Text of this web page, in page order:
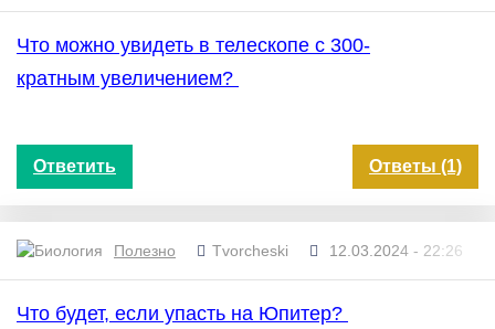
Что можно увидеть в телескопе с 300-
кратным увеличением?
Ответить Ответы (1)
Полезно Tvorcheski 12.03.2024 - 22:26
Что будет, если упасть на Юпитер?